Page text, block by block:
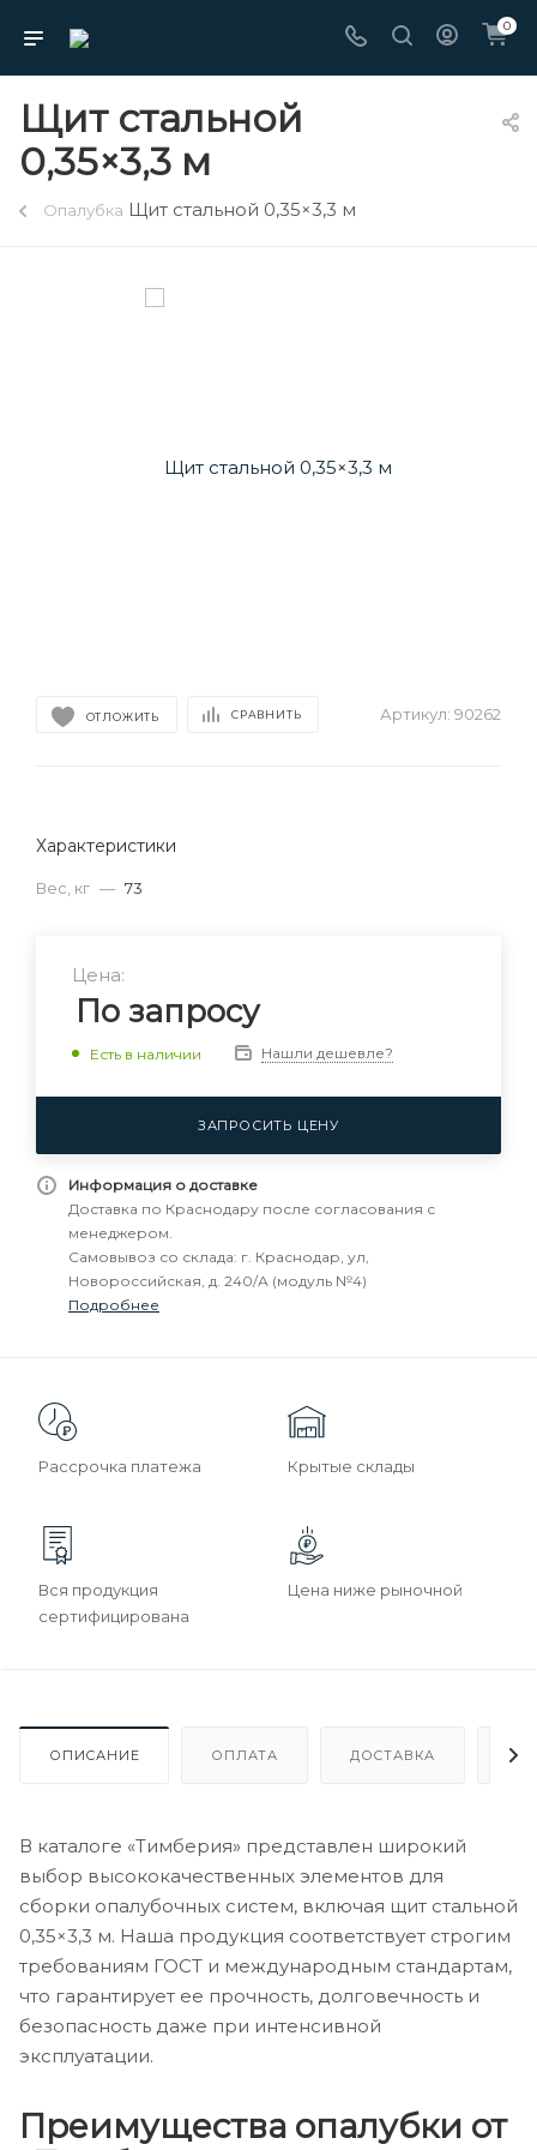
0
Щит стальной
0,35×3,3 м
Опалубка Щит стальной 0,35×3,3 м
ОТЛОЖИТЬ СРАВНИТЬ Артикул: 90262
Характеристики
Вес, кг — 73
Цена:
По запросу
Есть в наличии Нашли дешевле?
ЗАПРОСИТЬ ЦЕНУ
Информация о доставке
Доставка по Краснодару после согласования с
менеджером.
Самовывоз со склада: г. Краснодар, ул,
Новороссийская, д. 240/А (модуль №4)
Подробнее
Рассрочка платежа Крытые склады
Вся продукция
сертифицирована
Цена ниже рыночной
ОПИСАНИЕ ОПЛАТА ДОСТАВКА
В каталоге «Тимберия» представлен широкий
выбор высококачественных элементов для
сборки опалубочных систем, включая щит стальной
0,35×3,3 м. Наша продукция соответствует строгим
требованиям ГОСТ и международным стандартам,
что гарантирует ее прочность, долговечность и
безопасность даже при интенсивной
эксплуатации.
Преимущества опалубки от